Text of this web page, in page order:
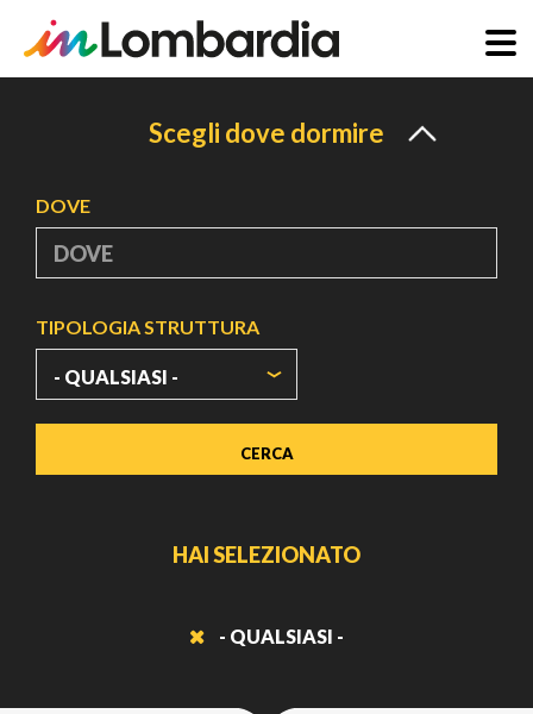
Scegli dove dormire
DOVE
TIPOLOGIA STRUTTURA
HAI SELEZIONATO
- QUALSIASI -